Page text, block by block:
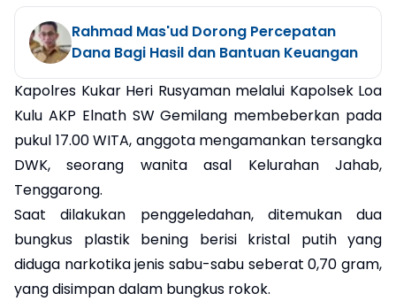
Rahmad Mas'ud Dorong Percepatan
Dana Bagi Hasil dan Bantuan Keuangan
Kapolres Kukar Heri Rusyaman melalui Kapolsek Loa
Kulu AKP Elnath SW Gemilang membeberkan pada
pukul 17.00 WITA, anggota mengamankan tersangka
DWK, seorang wanita asal Kelurahan Jahab,
Tenggarong.
Saat dilakukan penggeledahan, ditemukan dua
bungkus plastik bening berisi kristal putih yang
diduga narkotika jenis sabu-sabu seberat 0,70 gram,
yang disimpan dalam bungkus rokok.